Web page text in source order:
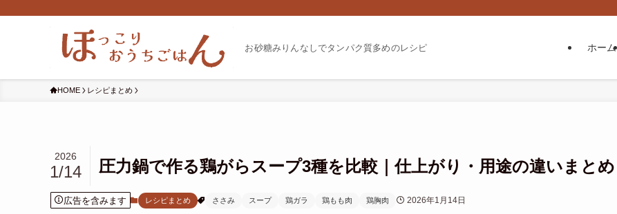
お砂糖みりんなしでタンパク質多めのレシピ ホーム
HOME レシピまとめ
圧力鍋で作る鶏がらスープ3種を比較｜仕上がり・用途の違いまとめ
2026
1/14
広告を含みます レシピまとめ ささみ スープ 鶏ガラ 鶏もも肉 鶏胸肉 2026年1月14日